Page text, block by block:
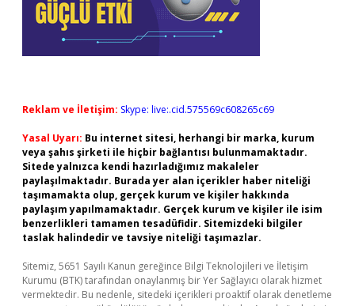
Reklam ve İletişim: Skype: live:.cid.575569c608265c69
Yasal Uyarı: Bu internet sitesi, herhangi bir marka, kurum
veya şahıs şirketi ile hiçbir bağlantısı bulunmamaktadır.
Sitede yalnızca kendi hazırladığımız makaleler
paylaşılmaktadır. Burada yer alan içerikler haber niteliği
taşımamakta olup, gerçek kurum ve kişiler hakkında
paylaşım yapılmamaktadır. Gerçek kurum ve kişiler ile isim
benzerlikleri tamamen tesadüfidir. Sitemizdeki bilgiler
taslak halindedir ve tavsiye niteliği taşımazlar.
Sitemiz, 5651 Sayılı Kanun gereğince Bilgi Teknolojileri ve İletişim
Kurumu (BTK) tarafından onaylanmış bir Yer Sağlayıcı olarak hizmet
vermektedir. Bu nedenle, sitedeki içerikleri proaktif olarak denetleme